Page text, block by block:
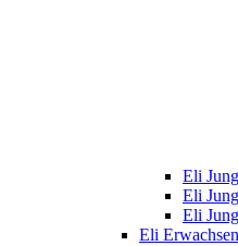
Eli
Eli
Eli
Eli